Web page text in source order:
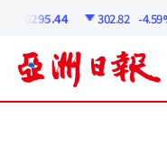
6295.44 302.82 -4.59%